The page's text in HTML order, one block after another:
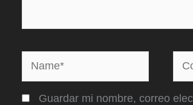
Name*
Guardar mi nombre, correo